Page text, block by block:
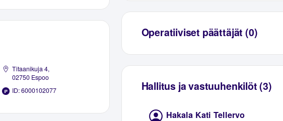
Titaanikuja 4,
02750 Espoo
ID: 6000102077
Operatiiviset päättäjät (0)
Hallitus ja vastuuhenkilöt (3)
Hakala Kati Tellervo